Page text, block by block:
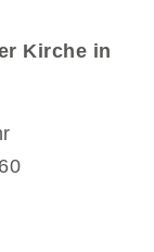
Kirche in